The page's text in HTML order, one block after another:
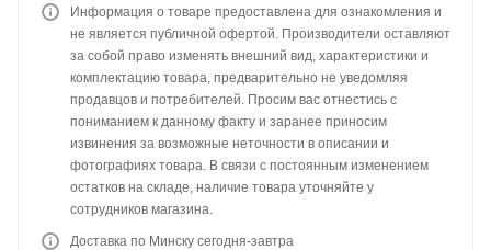
Информация о товаре предоставлена для ознакомления и
не является публичной офертой. Производители оставляют
за собой право изменять внешний вид, характеристики и
комплектацию товара, предварительно не уведомляя
продавцов и потребителей. Просим вас отнестись с
пониманием к данному факту и заранее приносим
извинения за возможные неточности в описании и
фотографиях товара. В связи с постоянным изменением
остатков на складе, наличие товара уточняйте у
сотрудников магазина.
Доставка по Минску сегодня-завтра